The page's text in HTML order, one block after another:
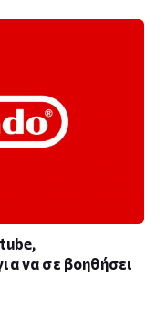
να σε βοηθήσει